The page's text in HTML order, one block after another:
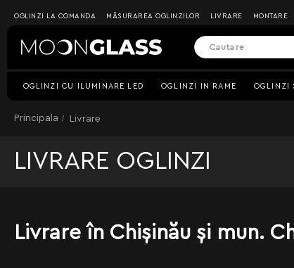
OGLINZI LA COMANDA MĂSURAREA OGLINZILOR LIVRARE MONTARE
OGLINZI CU ILUMINARE LED OGLINZI IN RAME OGLINZI
Principala Livrare
LIVRARE OGLINZI
Livrare în Chișinău și mun.